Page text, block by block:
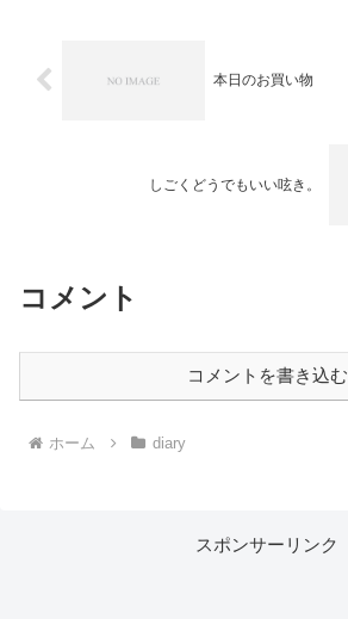
本日のお買い物
しごくどうでもいい呟き。
コメント
コメントを書き込む
ホーム diary
スポンサーリンク